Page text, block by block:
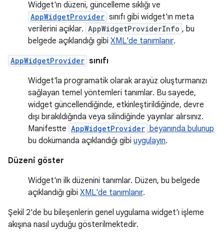
Widget'ın düzeni, güncelleme sıklığı ve
AppWidgetProvider sınıfı gibi widget'ın meta
verilerini açıklar. AppWidgetProviderInfo , bu
belgede açıklandığı gibi XML'de tanımlanır.
AppWidgetProvider sınıfı
Widget'la programatik olarak arayüz oluşturmanızı
sağlayan temel yöntemleri tanımlar. Bu sayede,
widget güncellendiğinde, etkinleştirildiğinde, devre
dışı bırakıldığında veya silindiğinde yayınlar alırsınız.
Manifestte AppWidgetProvider beyanında bulunup
bu dokümanda açıklandığı gibi uygulayın.
Düzeni göster
Widget'ın ilk düzenini tanımlar. Düzen, bu belgede
açıklandığı gibi XML'de tanımlanır.
Şekil 2'de bu bileşenlerin genel uygulama widget'ı işleme
akışına nasıl uyduğu gösterilmektedir.